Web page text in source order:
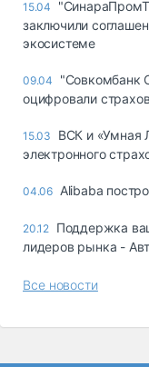
15.04
заключили
экосистеме
09.04
"Совкомбанк
оцифровали
15.03
ВСК и «Умная
электронного
04.06 Alibaba
20.12 Поддержка
лидеров рынка -
Все новости